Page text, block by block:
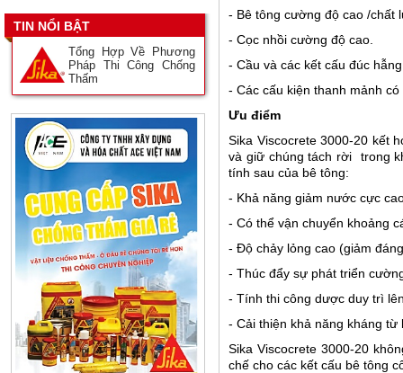
TIN NỔI BẬT
Tổng Hợp Về Phương
Pháp Thi Công Chống
Thấm
- Bê tông cường độ cao /chất
- Cọc nhồi cường độ cao.
- Cầu và các kết cấu đúc
- Các cấu kiện thanh mảnh
Ưu điểm
Sika Viscocrete 3000-20 kết
và giữ chúng tách rời trong
tính sau của bê tông:
- Khả năng giảm nước cực
- Có thể vận chuyển khoảng
- Độ chảy lỏng cao (giảm
- Thúc đẩy sự phát triển
- Tính thi công dược duy trì
- Cải thiện khả năng kháng từ
Sika Viscocrete 3000-20
chế cho các kết cấu bê tông